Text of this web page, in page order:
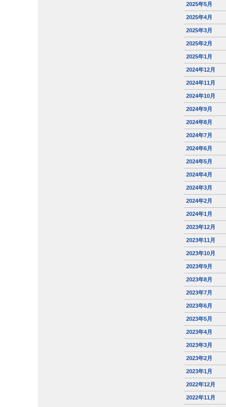
2025年5月
2025年4月
2025年3月
2025年2月
2025年1月
2024年12月
2024年11月
2024年10月
2024年9月
2024年8月
2024年7月
2024年6月
2024年5月
2024年4月
2024年3月
2024年2月
2024年1月
2023年12月
2023年11月
2023年10月
2023年9月
2023年8月
2023年7月
2023年6月
2023年5月
2023年4月
2023年3月
2023年2月
2023年1月
2022年12月
2022年11月